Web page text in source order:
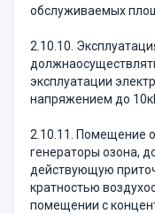
обслуживаемых
2.10.10.
эксплуатации
напряжением до
2.10.11. Помещение
генераторы озона,
действующую
кратностью
помещении с